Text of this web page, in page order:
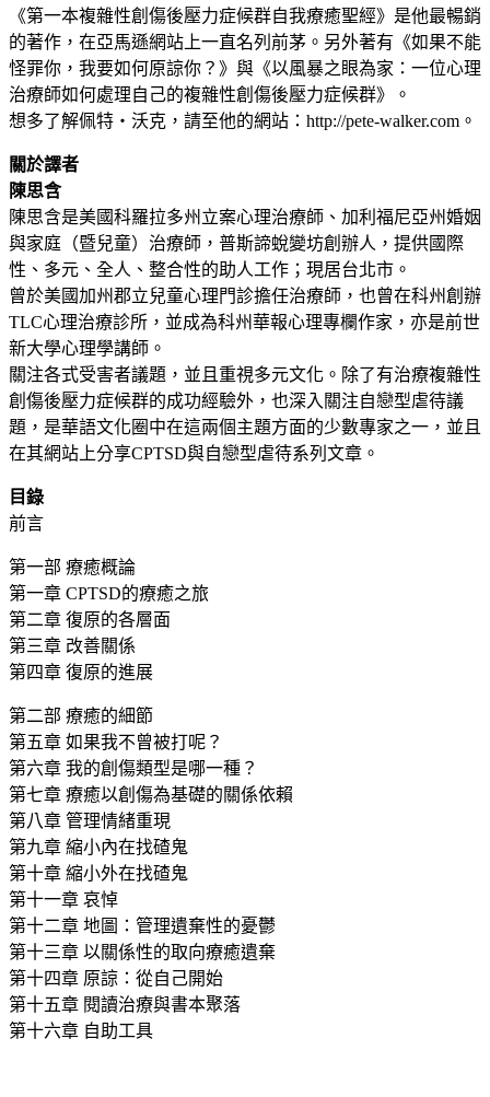
《第一本複雜性創傷後壓力症候群自我療癒聖經》是他最暢銷
的著作，在亞馬遜網站上一直名列前茅。另外著有《如果不能
怪罪你，我要如何原諒你？》與《以風暴之眼為家：一位心理
治療師如何處理自己的複雜性創傷後壓力症候群》。
想多了解佩特‧沃克，請至他的網站：http://pete-walker.com。
關於譯者
陳思含
陳思含是美國科羅拉多州立案心理治療師、加利福尼亞州婚姻
與家庭（暨兒童）治療師，普斯諦蛻變坊創辦人，提供國際
性、多元、全人、整合性的助人工作；現居台北市。
曾於美國加州郡立兒童心理門診擔任治療師，也曾在科州創辦
TLC心理治療診所，並成為科州華報心理專欄作家，亦是前世
新大學心理學講師。
關注各式受害者議題，並且重視多元文化。除了有治療複雜性
創傷後壓力症候群的成功經驗外，也深入關注自戀型虐待議
題，是華語文化圈中在這兩個主題方面的少數專家之一，並且
在其網站上分享CPTSD與自戀型虐待系列文章。
目錄
前言
第一部 療癒概論
第一章 CPTSD的療癒之旅
第二章 復原的各層面
第三章 改善關係
第四章 復原的進展
第二部 療癒的細節
第五章 如果我不曾被打呢？
第六章 我的創傷類型是哪一種？
第七章 療癒以創傷為基礎的關係依賴
第八章 管理情緒重現
第九章 縮小內在找碴鬼
第十章 縮小外在找碴鬼
第十一章 哀悼
第十二章 地圖：管理遺棄性的憂鬱
第十三章 以關係性的取向療癒遺棄
第十四章 原諒：從自己開始
第十五章 閱讀治療與書本聚落
第十六章 自助工具